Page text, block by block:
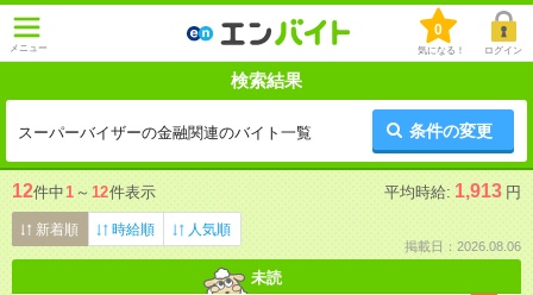
メニュー
0
気になる！ ログイン
検索結果
スーパーバイザーの金融関連のバイト一覧 条件の変更
12件中1 ～ 12件表示 平均時給: 1,913 円
新着順 時給順 人気順
掲載日：2026.08.06
未読